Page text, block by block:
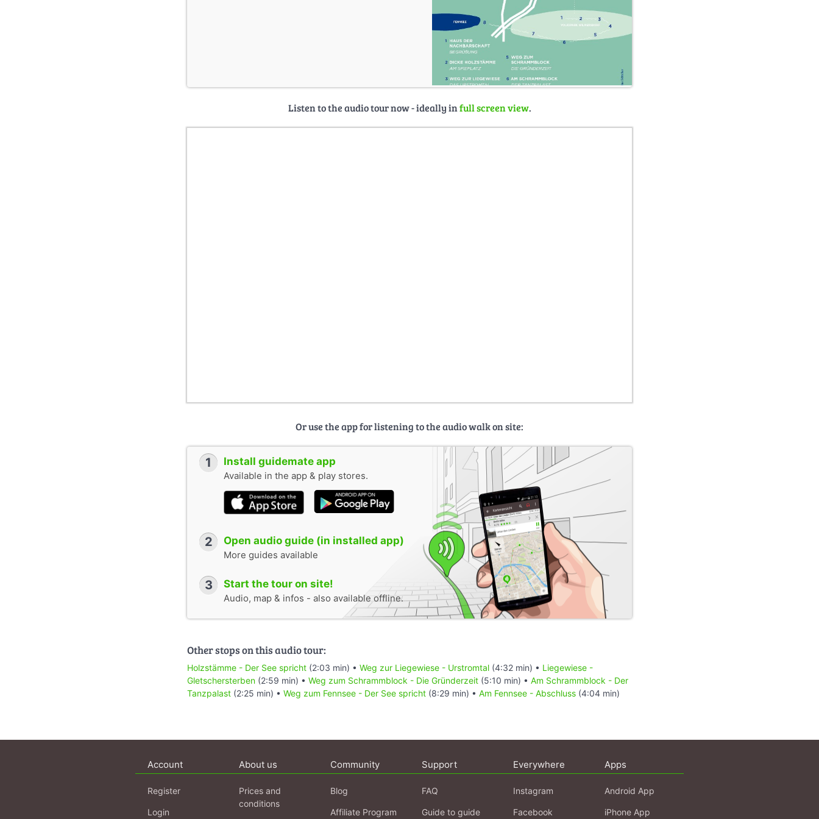
Listen to the audio tour now - ideally infull screen view.
Or use the app for listening to the audio walk on site:
1 Install guidemate app
Available in the app & play stores.
2 Open audio guide (in installed app)
More guides available
3 Start the tour on site!
Audio, map & infos - also available offline.
Other stops on this audio tour:
Holzstämme - Der See spricht (2:03 min) • Weg zur Liegewiese - Urstromtal (4:32 min) • Liegewiese -
Gletschersterben (2:59 min) • Weg zum Schrammblock - Die Gründerzeit (5:10 min) • Am Schrammblock - Der
Tanzpalast (2:25 min) • Weg zum Fennsee - Der See spricht (8:29 min) • Am Fennsee - Abschluss (4:04 min)
Account
Register
Login
About us
Prices and
conditions
Community
Blog
Affiliate Program
Support
FAQ
Guide to guide
Everywhere
Instagram
Facebook
Apps
Android App
iPhone App